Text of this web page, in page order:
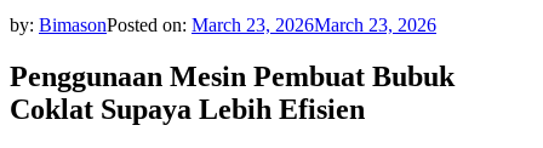
by: BimasonPosted on: March 23, 2026March 23, 2026
Penggunaan Mesin Pembuat Bubuk
Coklat Supaya Lebih Efisien